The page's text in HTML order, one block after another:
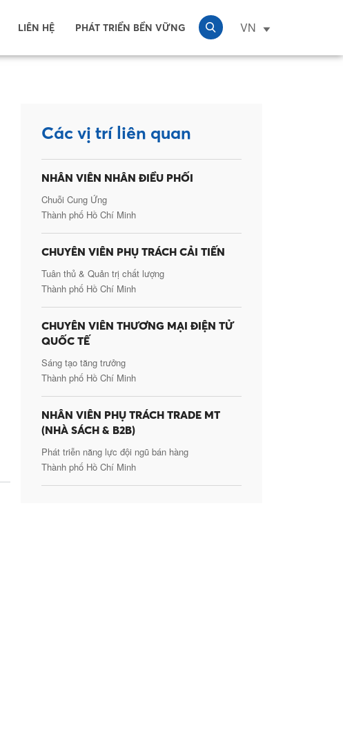
LIÊN HỆ PHÁT TRIỂN BỀN VỮNG VN
Các vị trí liên quan
NHÂN VIÊN NHÂN ĐIỀU PHỐI
Chuỗi Cung Ứng
Thành phố Hồ Chí Minh
CHUYÊN VIÊN PHỤ TRÁCH CẢI TIẾN
Tuân thủ & Quản trị chất lượng
Thành phố Hồ Chí Minh
CHUYÊN VIÊN THƯƠNG MẠI ĐIỆN TỬ
QUỐC TẾ
Sáng tạo tăng trưởng
Thành phố Hồ Chí Minh
NHÂN VIÊN PHỤ TRÁCH TRADE MT
(NHÀ SÁCH & B2B)
Phát triễn năng lực đội ngũ bán hàng
Thành phố Hồ Chí Minh